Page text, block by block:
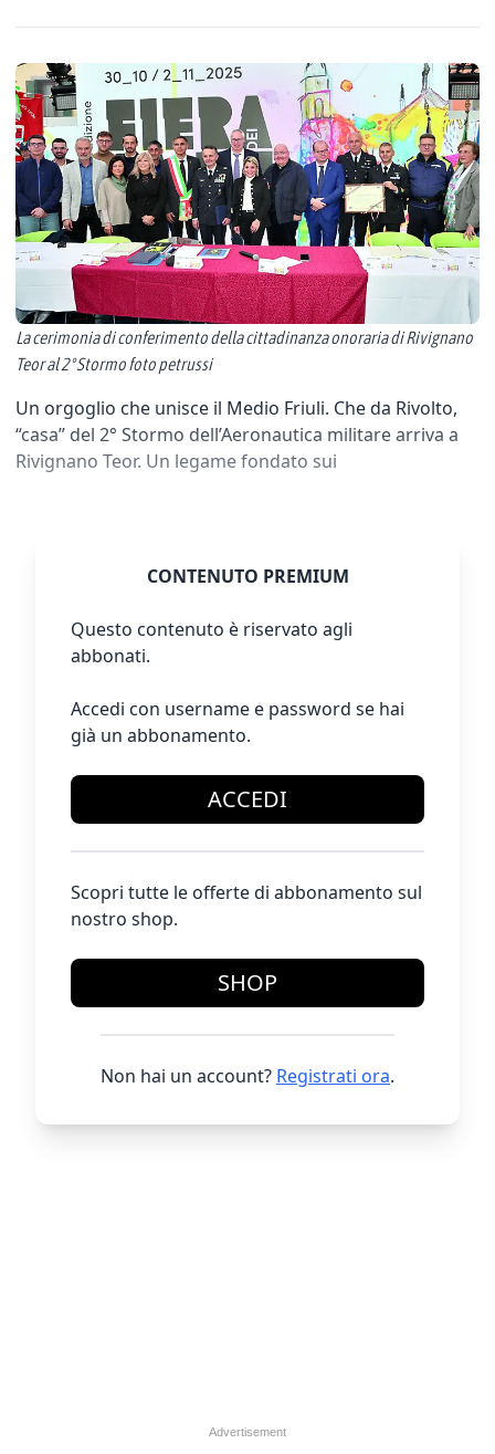
La cerimonia di conferimento della cittadinanza onoraria di Rivignano
Teor al 2° Stormo foto petrussi
Un orgoglio che unisce il Medio Friuli. Che da Rivolto,
“casa” del 2° Stormo dell’Aeronautica militare arriva a
Rivignano Teor. Un legame fondato sui
CONTENUTO PREMIUM
Questo contenuto è riservato agli
abbonati.
Accedi con username e password se hai
già un abbonamento.
ACCEDI
Scopri tutte le offerte di abbonamento sul
nostro shop.
SHOP
Non hai un account? Registrati ora.